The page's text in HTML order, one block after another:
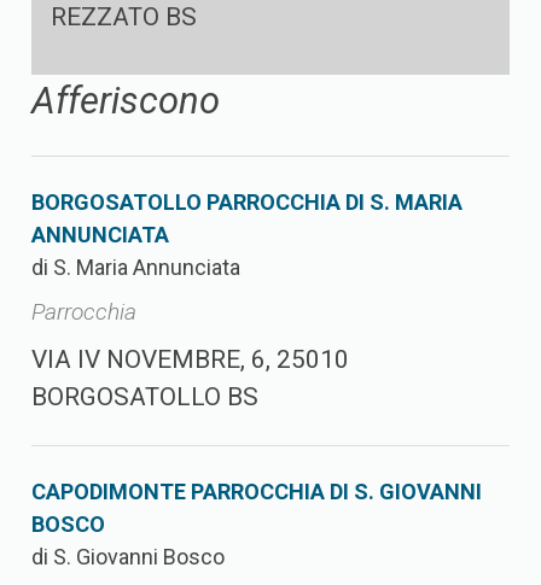
REZZATO BS
Afferiscono
BORGOSATOLLO PARROCCHIA DI S. MARIA
ANNUNCIATA
di S. Maria Annunciata
Parrocchia
VIA IV NOVEMBRE, 6, 25010
BORGOSATOLLO BS
CAPODIMONTE PARROCCHIA DI S. GIOVANNI
BOSCO
di S. Giovanni Bosco